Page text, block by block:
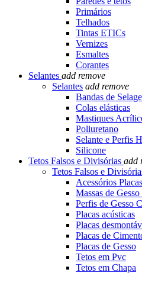
Primários
Telhados
Tintas ETICs
Vernizes
Esmaltes
Corantes
Selantes add remove
Selantes add remove
Bandas de
Colas elásticas
Mastiques
Poliuretano
Selante e Perfis
Silicone
Tetos Falsos e Divisórias add
Tetos Falsos e
Acessórios
Massas de
Perfis de Gesso
Placas acústicas
Placas
Placas de
Placas de Gesso
Tetos em Pvc
Tetos em Chapa